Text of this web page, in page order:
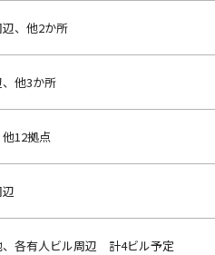
、他2か所
他3か所
12拠点
、各有人ビル周辺 計4ビル予定